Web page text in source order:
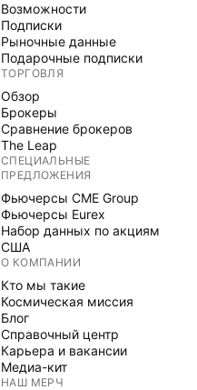
Возможности
Подписки
Рыночные данные
Подарочные подписки
ТОРГОВЛЯ
Обзор
Брокеры
Сравнение брокеров
The Leap
СПЕЦИАЛЬНЫЕ
ПРЕДЛОЖЕНИЯ
Фьючерсы CME Group
Фьючерсы Eurex
Набор данных по акциям
США
О КОМПАНИИ
Кто мы такие
Космическая миссия
Блог
Справочный центр
Карьера и вакансии
Медиа-кит
НАШ МЕРЧ